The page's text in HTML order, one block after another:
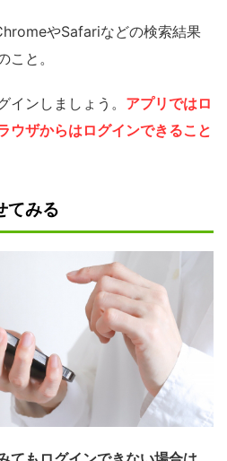
やSafariなどの検索結果
こと。
インしましょう。 アプリではロ
ウザからはログインできること
てみる